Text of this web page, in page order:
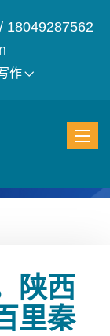
18049287562
作
陕西
里秦